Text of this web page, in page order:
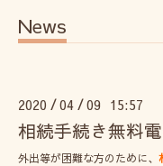
News
2020 /04 /09 15:57
相続手続き無料
外出等が困難な方のために、